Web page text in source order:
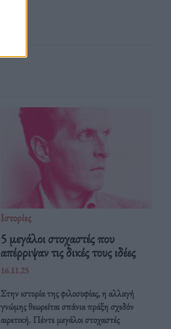
Ιστορίες
5 μεγάλοι στοχαστές που
απέρριψαν τις δικές τους ιδέες
16.11.25
Στην ιστορία της φιλοσοφίας, η αλλαγή
γνώμης θεωρείται σπάνια πράξη σχεδόν
αιρετική. Πέντε μεγάλοι στοχαστές